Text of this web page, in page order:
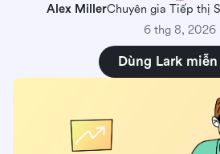
Alex MillerChuyên gia Tiếp thị
6 thg 8, 2026
Dùng Lark